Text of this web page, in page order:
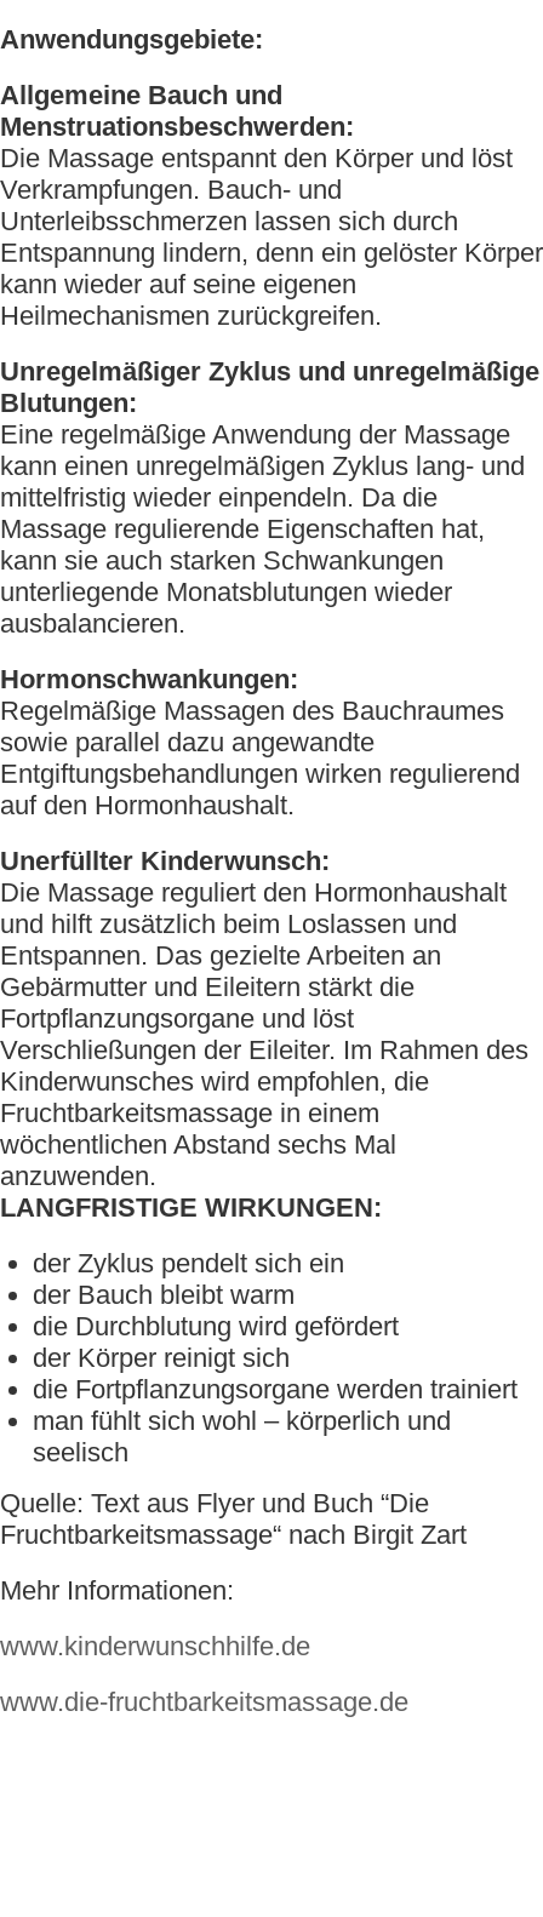
Anwendungsgebiete:
Allgemeine Bauch und
Menstruationsbeschwerden:
Die Massage entspannt den Körper und löst
Verkrampfungen. Bauch- und
Unterleibsschmerzen lassen sich durch
Entspannung lindern, denn ein gelöster Körper
kann wieder auf seine eigenen
Heilmechanismen zurückgreifen.
Unregelmäßiger Zyklus und unregelmäßige
Blutungen:
Eine regelmäßige Anwendung der Massage
kann einen unregelmäßigen Zyklus lang- und
mittelfristig wieder einpendeln. Da die
Massage regulierende Eigenschaften hat,
kann sie auch starken Schwankungen
unterliegende Monatsblutungen wieder
ausbalancieren.
Hormonschwankungen:
Regelmäßige Massagen des Bauchraumes
sowie parallel dazu angewandte
Entgiftungsbehandlungen wirken regulierend
auf den Hormonhaushalt.
Unerfüllter Kinderwunsch:
Die Massage reguliert den Hormonhaushalt
und hilft zusätzlich beim Loslassen und
Entspannen. Das gezielte Arbeiten an
Gebärmutter und Eileitern stärkt die
Fortpflanzungsorgane und löst
Verschließungen der Eileiter. Im Rahmen des
Kinderwunsches wird empfohlen, die
Fruchtbarkeitsmassage in einem
wöchentlichen Abstand sechs Mal
anzuwenden.
LANGFRISTIGE WIRKUNGEN:
der Zyklus pendelt sich ein
der Bauch bleibt warm
die Durchblutung wird gefördert
der Körper reinigt sich
die Fortpflanzungsorgane werden trainiert
man fühlt sich wohl – körperlich und
seelisch
Quelle: Text aus Flyer und Buch “Die
Fruchtbarkeitsmassage“ nach Birgit Zart
Mehr Informationen:
www.kinderwunschhilfe.de
www.die-fruchtbarkeitsmassage.de